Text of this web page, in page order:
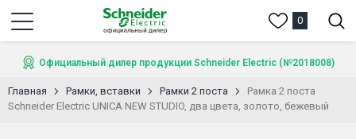
0
Официальный дилер продукции Schneider Electric (№2018008)
Главная Рамки, вставки Рамки 2 поста
Рамка 2 поста
Schneider Electric UNICA NEW STUDIO, два цвета, золото, бежевый